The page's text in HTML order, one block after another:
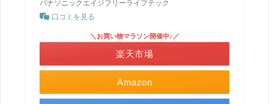
パナソニックエイジフリーライフテック
口コミを見る
Amazon
＼お買い物マラソン開催中♪／
楽天市場